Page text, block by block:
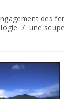
des
/ une